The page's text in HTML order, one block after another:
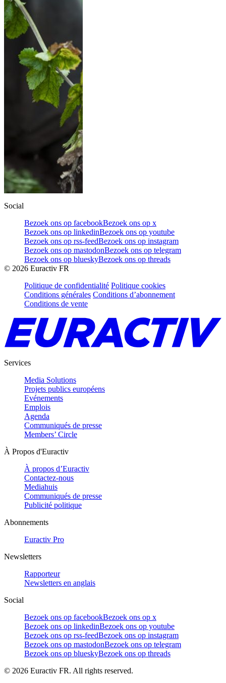
Social
Bezoek ons op facebookBezoek ons op x
Bezoek ons op linkedinBezoek ons op youtube
Bezoek ons op rss-feedBezoek ons op instagram
Bezoek ons op mastodonBezoek ons op telegram
Bezoek ons op blueskyBezoek ons op threads
© 2026 Euractiv FR
Politique de confidentialité Politique cookies
Conditions générales Conditions d’abonnement
Conditions de vente
Services
Media Solutions
Projets publics européens
Evénements
Emplois
Agenda
Communiqués de presse
Members’ Circle
À Propos d'Euractiv
À propos d’Euractiv
Contactez-nous
Mediahuis
Communiqués de presse
Publicité politique
Abonnements
Euractiv Pro
Newsletters
Rapporteur
Newsletters en anglais
Social
Bezoek ons op facebookBezoek ons op x
Bezoek ons op linkedinBezoek ons op youtube
Bezoek ons op rss-feedBezoek ons op instagram
Bezoek ons op mastodonBezoek ons op telegram
Bezoek ons op blueskyBezoek ons op threads
© 2026 Euractiv FR. All rights reserved.